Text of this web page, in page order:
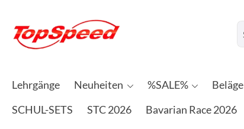
Lehrgänge Neuheiten %SALE% Beläge
SCHUL-SETS
STC 2026 Bavarian Race 2026